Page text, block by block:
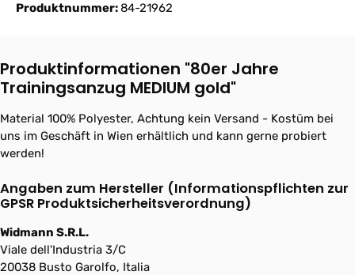
Produktnummer:84-21962
Produktinformationen "80er Jahre
Trainingsanzug MEDIUM gold"
Material 100% Polyester, Achtung kein Versand - Kostüm bei
uns im Geschäft in Wien erhältlich und kann gerne probiert
werden!
Angaben zum Hersteller (Informationspflichten zur
GPSR Produktsicherheitsverordnung)
Widmann S.R.L.
Viale dell'Industria 3/C
20038 Busto Garolfo, Italia